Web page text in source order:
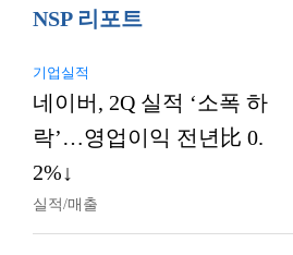
NSP 리포트
기업실적
네이버, 2Q 실적 ‘소폭 하
락’…영업이익 전년比 0.
2%↓
실적/매출